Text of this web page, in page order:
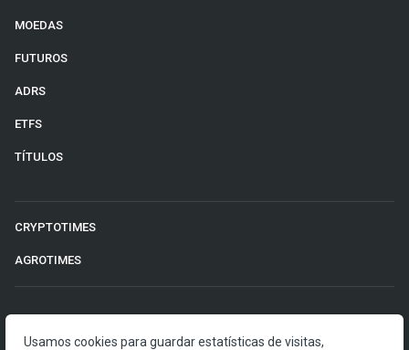
MOEDAS
FUTUROS
ADRS
ETFS
TÍTULOS
CRYPTOTIMES
AGROTIMES
Usamos cookies para guardar estatísticas de visitas,